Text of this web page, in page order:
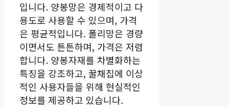
입니다. 양봉망은 경제적이고 다
용도로 사용할 수 있으며, 가격
은 평균적입니다. 폴리망은 경량
이면서도 튼튼하며, 가격은 저렴
합니다. 양봉자재를 차별화하는
특징을 강조하고, 꿀채집에 이상
적인 사용자들을 위해 현실적인
정보를 제공하고 있습니다.